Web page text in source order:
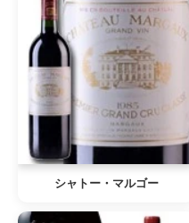
シャトー・マルゴー